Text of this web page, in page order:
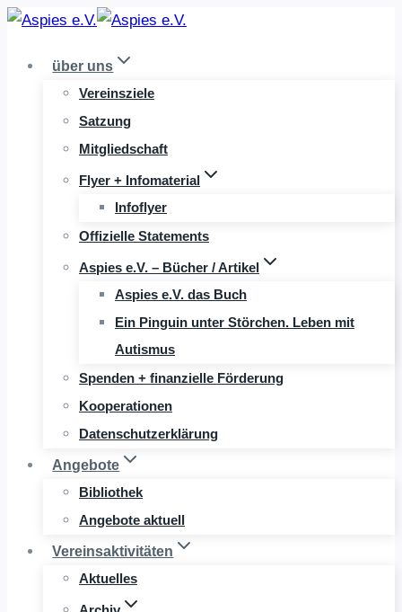
Zum
springenüber uns
Vereinsziele
Satzung
Mitgliedschaft
Flyer + Infomaterial
Infoflyer
Offizielle Statements
Aspies e.V. – Bücher / Artikel
Aspies e.V. das Buch
Ein Pinguin unter Störchen. Leben mit
Autismus
Spenden + finanzielle Förderung
Kooperationen
Datenschutzerklärung
Angebote
Bibliothek
Angebote aktuell
Vereinsaktivitäten
Aktuelles